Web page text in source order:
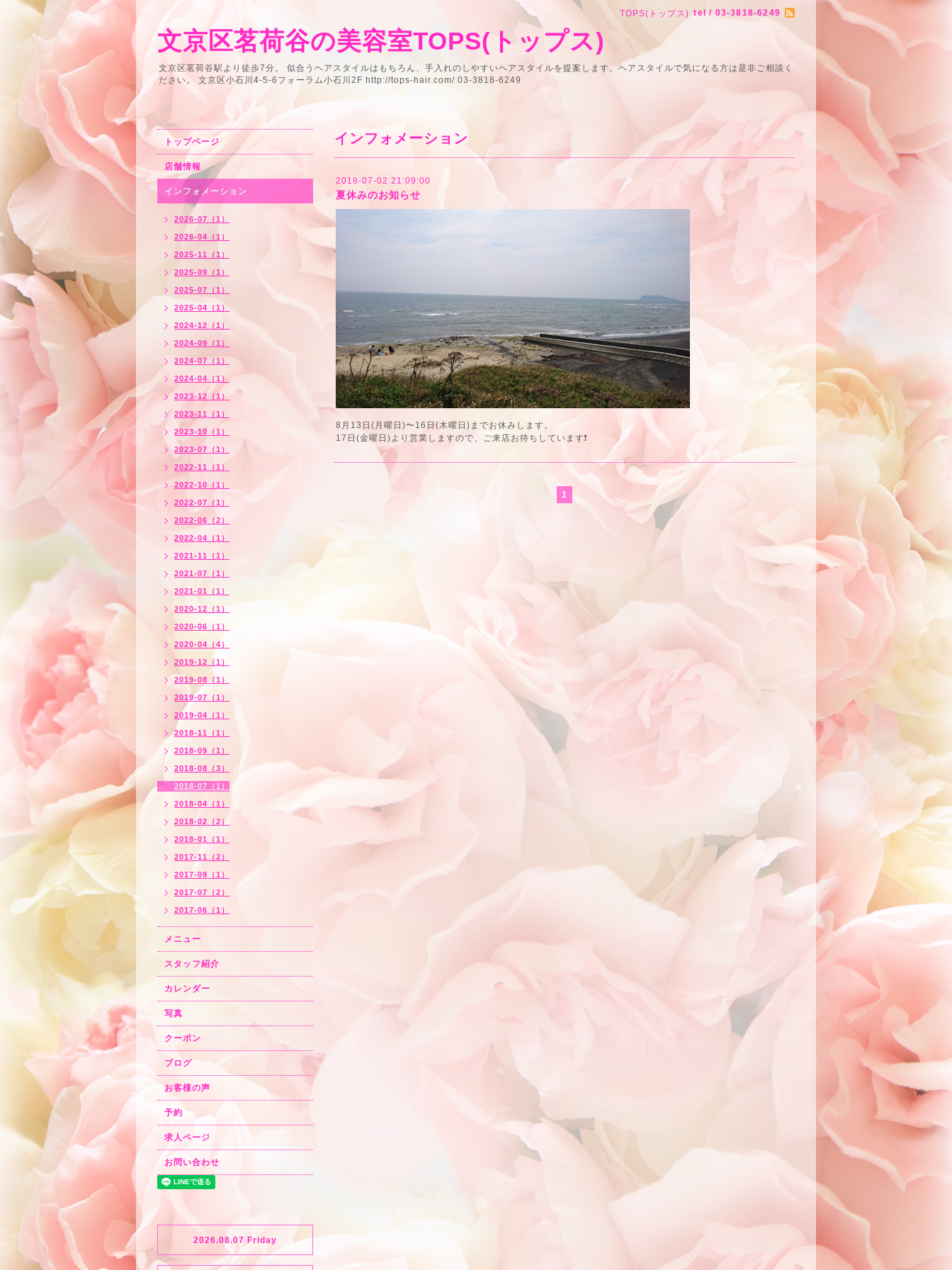
TOPS(トップス) tel / 03-3818-6249
文京区茗荷谷の美容室TOPS(トップス)
文京区茗荷谷駅より徒歩7分。 似合うヘアスタイルはもちろん、手入れのしやすいヘアスタイルを提案します。ヘアスタイルで気になる方は是非ご相談く
ださい。 文京区小石川4-5-6フォーラム小石川2F http://tops-hair.com/ 03-3818-6249
インフォメーション
2018-07-02 21:09:00
夏休みのお知らせ
8月13日(月曜日)〜16日(木曜日)までお休みします。
17日(金曜日)より営業しますので、ご来店お待ちしています❗
1
トップページ
店舗情報
インフォメーション
2026-07（1）
2026-04（1）
2025-11（1）
2025-09（1）
2025-07（1）
2025-04（1）
2024-12（1）
2024-09（1）
2024-07（1）
2024-04（1）
2023-12（1）
2023-11（1）
2023-10（1）
2023-07（1）
2022-11（1）
2022-10（1）
2022-07（1）
2022-06（2）
2022-04（1）
2021-11（1）
2021-07（1）
2021-01（1）
2020-12（1）
2020-06（1）
2020-04（4）
2019-12（1）
2019-08（1）
2019-07（1）
2019-04（1）
2018-11（1）
2018-09（1）
2018-08（3）
2018-07（1）
2018-04（1）
2018-02（2）
2018-01（1）
2017-11（2）
2017-09（1）
2017-07（2）
2017-06（1）
メニュー
スタッフ紹介
カレンダー
写真
クーポン
ブログ
お客様の声
予約
求人ページ
お問い合わせ
2026.08.07 Friday